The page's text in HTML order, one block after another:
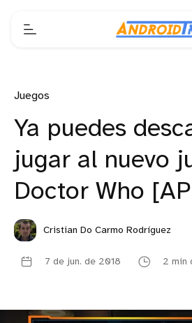
Juegos
Ya puedes
jugar al nuevo
Doctor Who
Cristian Do Carmo Rodríguez
7 de jun. de 2018 2 min